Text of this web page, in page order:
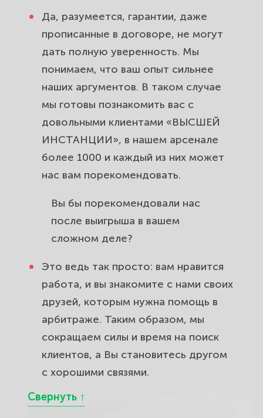
Да, разумеется, гарантии, даже
прописанные в договоре, не могут
дать полную уверенность. Мы
понимаем, что ваш опыт сильнее
наших аргументов. В таком случае
мы готовы познакомить вас с
довольными клиентами «ВЫСШЕЙ
ИНСТАНЦИИ», в нашем арсенале
более 1000 и каждый из них может
нас вам порекомендовать.
Вы бы порекомендовали нас
после выигрыша в вашем
сложном деле?
Это ведь так просто: вам нравится
работа, и вы знакомите с нами своих
друзей, которым нужна помощь в
арбитраже. Таким образом, мы
сокращаем силы и время на поиск
клиентов, а Вы становитесь другом
с хорошими связями.